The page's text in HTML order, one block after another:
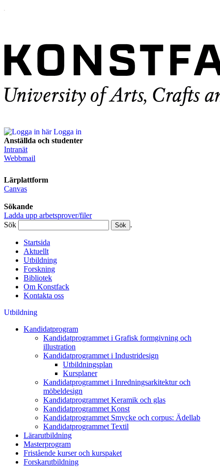
Logga in
Anställda och studenter
Intranät
Webbmail
Lärplattform
Canvas
Sökande
Ladda upp arbetsprover/filer
Sök
.
Startsida
Aktuellt
Utbildning
Forskning
Bibliotek
Om Konstfack
Kontakta oss
Utbildning
Kandidatprogram
Kandidatprogrammet i Grafisk formgivning och
illustration
Kandidatprogrammet i Industridesign
Utbildningsplan
Kursplaner
Kandidatprogrammet i Inredningsarkitektur och
möbeldesign
Kandidatprogrammet Keramik och glas
Kandidatprogrammet Konst
Kandidatprogrammet Smycke och corpus: Ädellab
Kandidatprogrammet Textil
Lärarutbildning
Masterprogram
Fristående kurser och kurspaket
Forskarutbildning